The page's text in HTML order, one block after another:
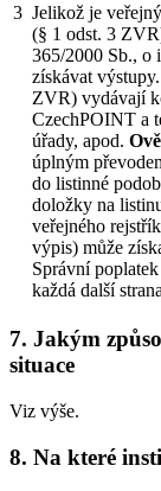
3 Jelikož je
(§ 1 odst. 3
365/2000 Sb., o
získávat
ZVR) vydávají
CzechPOINT a
úřady, apod.
úplným
do listinné
doložky na
veřejného
výpis) může
Správní
každá další
7. Jakým
situace
Viz výše.
8. Na které